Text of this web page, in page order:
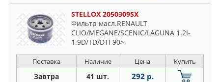
STELLOX 2050309SX
Фильтр масл.RENAULT
CLIO/MEGANE/SCENIC/LAGUNA 1.2I-
1.9D/TD/DTI 90>
Поставка Наличие Цена Купить
Завтра 41 шт. 292 р.